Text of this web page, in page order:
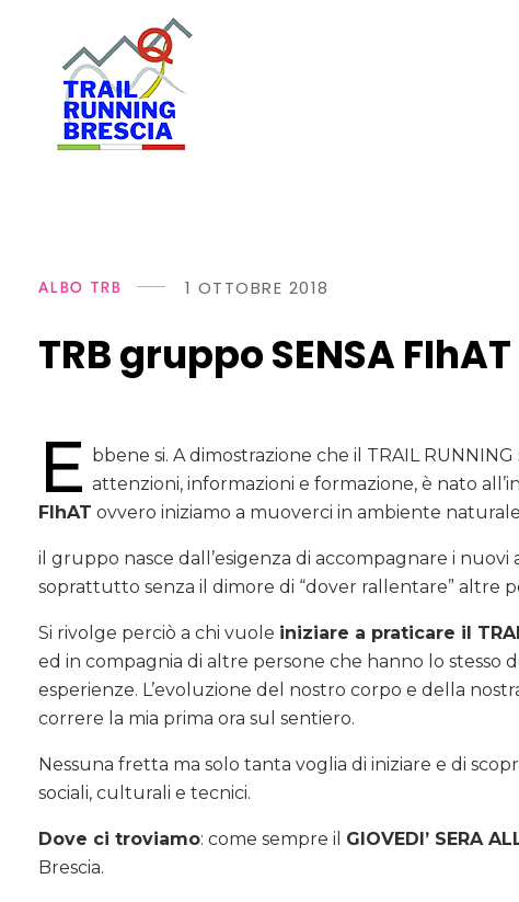
TRB gruppo SENSA FIhAT
1 OTTOBRE 2018
ALBO TRB
E bbene si. A dimostrazione che il TRAIL
attenzioni, informazioni e formazione, è nato
FIhAT ovvero iniziamo a muoverci in ambiente
il gruppo nasce dall’esigenza di accompagnare i
soprattutto senza il dimore di “dover rallentare” altre
Si rivolge perciò a chi vuole iniziare a praticare il
ed in compagnia di altre persone che hanno lo stesso
esperienze. L’evoluzione del nostro corpo e della
correre la mia prima ora sul sentiero.
Nessuna fretta ma solo tanta voglia di iniziare e di
sociali, culturali e tecnici.
Dove ci troviamo: come sempre il GIOVEDI’ SERA
Brescia.